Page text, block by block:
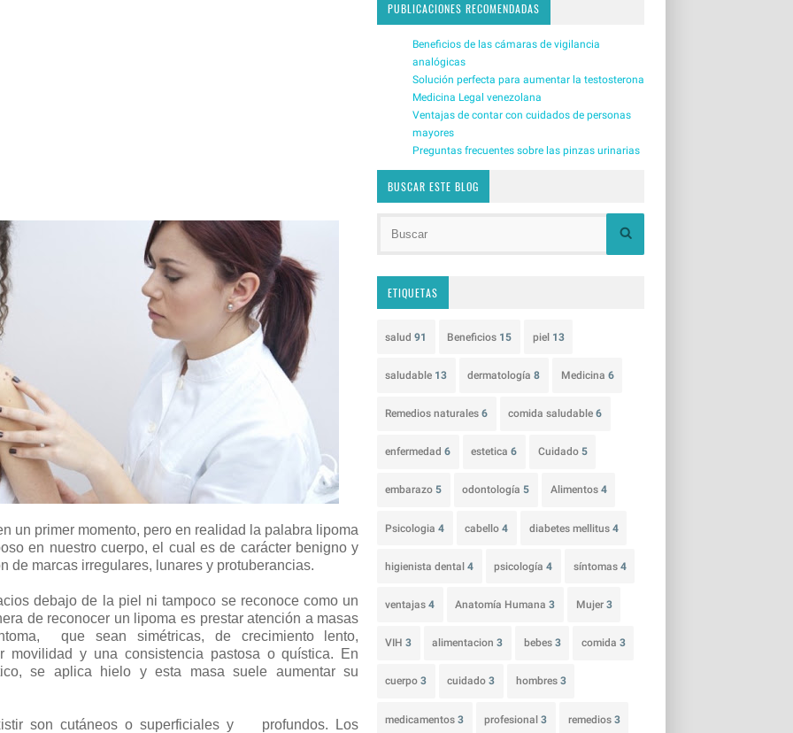
un primer momento, pero en realidad la palabra lipoma
en nuestro cuerpo, el cual es de carácter benigno y
de marcas irregulares, lunares y protuberancias.
debajo de la piel ni tampoco se reconoce como un
de reconocer un lipoma es prestar atención a masas
que sean simétricas, de crecimiento lento,
movilidad y una consistencia pastosa o quística. En
se aplica hielo y esta masa suele aumentar su
son cutáneos o superficiales y profundos. Los
PUBLICACIONES RECOMENDADAS
Beneficios de las cámaras de vigilancia
analógicas
Solución perfecta para aumentar la testosterona
Medicina Legal venezolana
Ventajas de contar con cuidados de personas
mayores
Preguntas frecuentes sobre las pinzas urinarias
BUSCAR ESTE BLOG
ETIQUETAS
salud91 Beneficios 15 piel 13
saludable 13 dermatología8 Medicina 6
Remedios naturales6 comida saludable6
enfermedad6 estetica6 Cuidado 5
embarazo 5 odontología 5 Alimentos 4
Psicologia4 cabello4 diabetes mellitus 4
higienista dental4 psicología4 síntomas 4
ventajas4 Anatomía Humana3 Mujer 3
VIH3 alimentacion3 bebes 3 comida 3
cuerpo3 cuidado3 hombres 3
medicamentos3 profesional3 remedios 3